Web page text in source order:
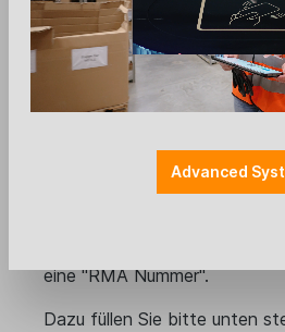
Kostenvoranschlag für
Garantie? Unsere Service/
sich auf Ihren Anruf!
Wir unterstützen Sie gerne
individuelle Servicekonzepte
eine "RMA Nummer".
Dazu füllen Sie bitte unten
Advanced